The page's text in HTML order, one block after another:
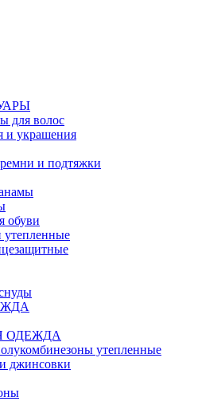
для волос
и украшения
и подтяжки
обуви
ОДЕЖДА
утепленные
джинсовки